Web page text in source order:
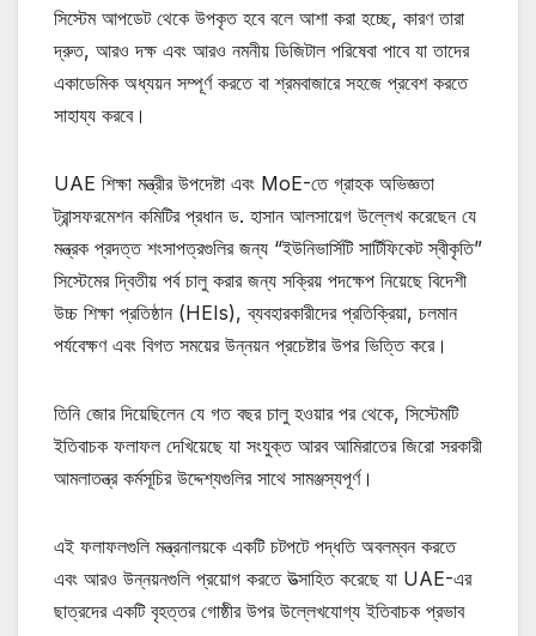
সিস্টেম আপডেট থেকে উপকৃত হবে বলে আশা করা হচ্ছে, কারণ তারা
দ্রুত, আরও দক্ষ এবং আরও নমনীয় ডিজিটাল পরিষেবা পাবে যা তাদের
একাডেমিক অধ্যয়ন সম্পূর্ণ করতে বা শ্রমবাজারে সহজে প্রবেশ করতে
সাহায্য করবে।
UAE শিক্ষা মন্ত্রীর উপদেষ্টা এবং MoE-তে গ্রাহক অভিজ্ঞতা
ট্রান্সফরমেশন কমিটির প্রধান ড. হাসান আলসায়েগ উল্লেখ করেছেন যে
মন্ত্রক প্রদত্ত শংসাপত্রগুলির জন্য “ইউনিভার্সিটি সার্টিফিকেট স্বীকৃতি”
সিস্টেমের দ্বিতীয় পর্ব চালু করার জন্য সক্রিয় পদক্ষেপ নিয়েছে বিদেশী
উচ্চ শিক্ষা প্রতিষ্ঠান (HEIs), ব্যবহারকারীদের প্রতিক্রিয়া, চলমান
পর্যবেক্ষণ এবং বিগত সময়ের উন্নয়ন প্রচেষ্টার উপর ভিত্তি করে।
তিনি জোর দিয়েছিলেন যে গত বছর চালু হওয়ার পর থেকে, সিস্টেমটি
ইতিবাচক ফলাফল দেখিয়েছে যা সংযুক্ত আরব আমিরাতের জিরো সরকারী
আমলাতন্ত্র কর্মসূচির উদ্দেশ্যগুলির সাথে সামঞ্জস্যপূর্ণ।
এই ফলাফলগুলি মন্ত্রনালয়কে একটি চটপটে পদ্ধতি অবলম্বন করতে
এবং আরও উন্নয়নগুলি প্রয়োগ করতে উত্সাহিত করেছে যা UAE-এর
ছাত্রদের একটি বৃহত্তর গোষ্ঠীর উপর উল্লেখযোগ্য ইতিবাচক প্রভাব